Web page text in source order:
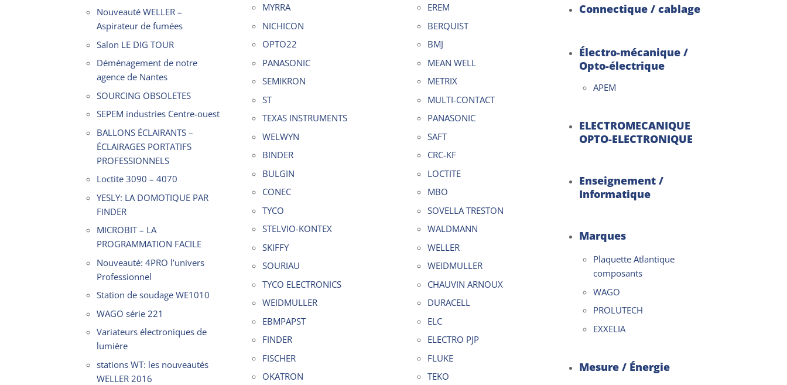
Nouveauté WELLER –
Aspirateur de fumées
Salon LE DIG TOUR
Déménagement de notre
agence de Nantes
SOURCING OBSOLETES
SEPEM industries Centre-ouest
BALLONS ÉCLAIRANTS –
ÉCLAIRAGES PORTATIFS
PROFESSIONNELS
Loctite 3090 – 4070
YESLY: LA DOMOTIQUE PAR
FINDER
MICROBIT – LA
PROGRAMMATION FACILE
Nouveauté: 4PRO l’univers
Professionnel
Station de soudage WE1010
WAGO série 221
Variateurs électroniques de
lumière
stations WT: les nouveautés
WELLER 2016
MYRRA
NICHICON
OPTO22
PANASONIC
SEMIKRON
ST
TEXAS INSTRUMENTS
WELWYN
BINDER
BULGIN
CONEC
TYCO
STELVIO-KONTEX
SKIFFY
SOURIAU
TYCO ELECTRONICS
WEIDMULLER
EBMPAPST
FINDER
FISCHER
OKATRON
EREM
BERQUIST
BMJ
MEAN WELL
METRIX
MULTI-CONTACT
PANASONIC
SAFT
CRC-KF
LOCTITE
MBO
SOVELLA TRESTON
WALDMANN
WELLER
WEIDMULLER
CHAUVIN ARNOUX
DURACELL
ELC
ELECTRO PJP
FLUKE
TEKO
Connectique / cablage
Électro-mécanique /
Opto-électrique
APEM
ELECTROMECANIQUE
OPTO-ELECTRONIQUE
Enseignement /
Informatique
Marques
Plaquette Atlantique
composants
WAGO
PROLUTECH
EXXELIA
Mesure / Énergie